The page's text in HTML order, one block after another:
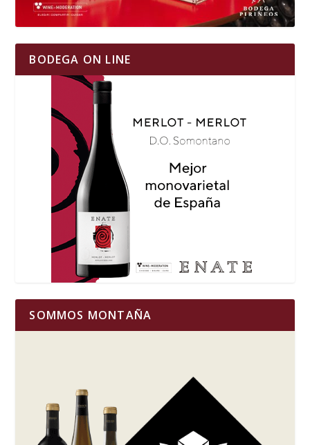
BODEGA ON LINE
SOMMOS MONTAÑA